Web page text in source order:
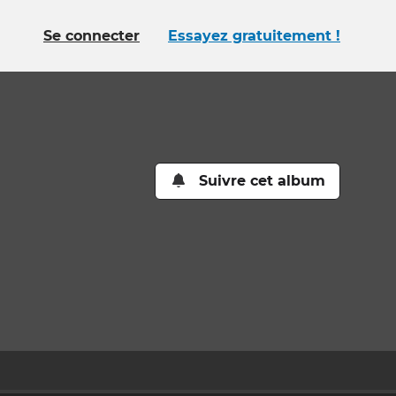
Se connecter Essayez gratuitement !
Suivre cet album